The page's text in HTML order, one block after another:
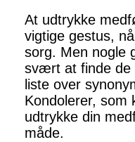
At udtrykke
vigtige gestus,
sorg. Men nogle
svært at finde de
liste over
Kondolerer,
udtrykke din
måde.